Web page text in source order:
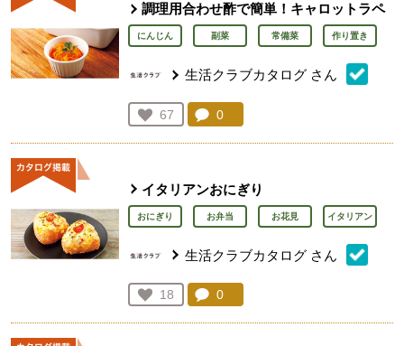
調理用合わせ酢で簡単！キャロットラペ
にんじん 副菜 常備菜 作り置き
生活クラブカタログ さん
お気に入り登録：
67
人が登録
コメント：
0
イタリアンおにぎり
おにぎり お弁当 お花見 イタリアン
生活クラブカタログ さん
お気に入り登録：
18
人が登録
コメント：
0